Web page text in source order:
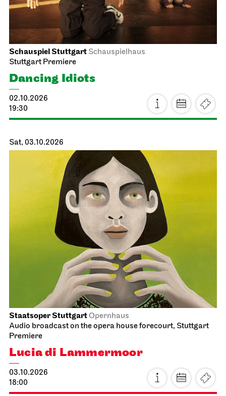
19:30
Schauspiel Stuttgart
Schauspielhaus
Stuttgart Premiere
Dancing Idiots
Sat, 03.10.2026